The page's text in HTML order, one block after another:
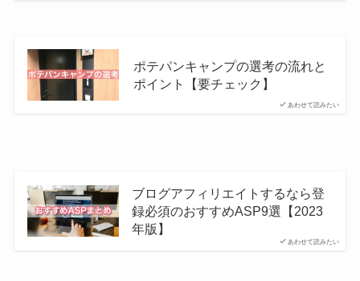
あわせて読みたい
ポテパンキャンプの選考の流れと
ポイント【要チェック】
あわせて読みたい
ブログアフィリエイトするなら登
録必須のおすすめASP9選【2023
年版】